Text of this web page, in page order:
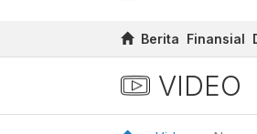
Berita Finansial
VIDEO